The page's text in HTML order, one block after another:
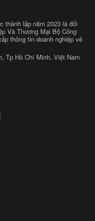
thành lập năm 2023 là đối
Và Thương Mại Bộ Công
thông tin doanh nghiệp về
Tp Hồ Chí Minh, Việt Nam